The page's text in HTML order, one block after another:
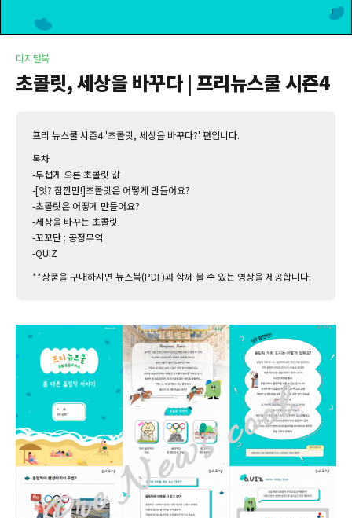
디지털북
초콜릿, 세상을 바꾸다 | 프리뉴스쿨 시즌4
프리 뉴스쿨 시즌4 '초콜릿, 세상을 바꾸다?' 편입니다.
목차
-무섭게 오른 초콜릿 값
-[엇? 잠깐만!]초콜릿은 어떻게 만들어요?
-초콜릿은 어떻게 만들어요?
-세상을 바꾸는 초콜릿
-꼬꼬단 : 공정무역
-QUIZ
**상품을 구매하시면 뉴스북(PDF)과 함께 볼 수 있는 영상을 제공합니다.